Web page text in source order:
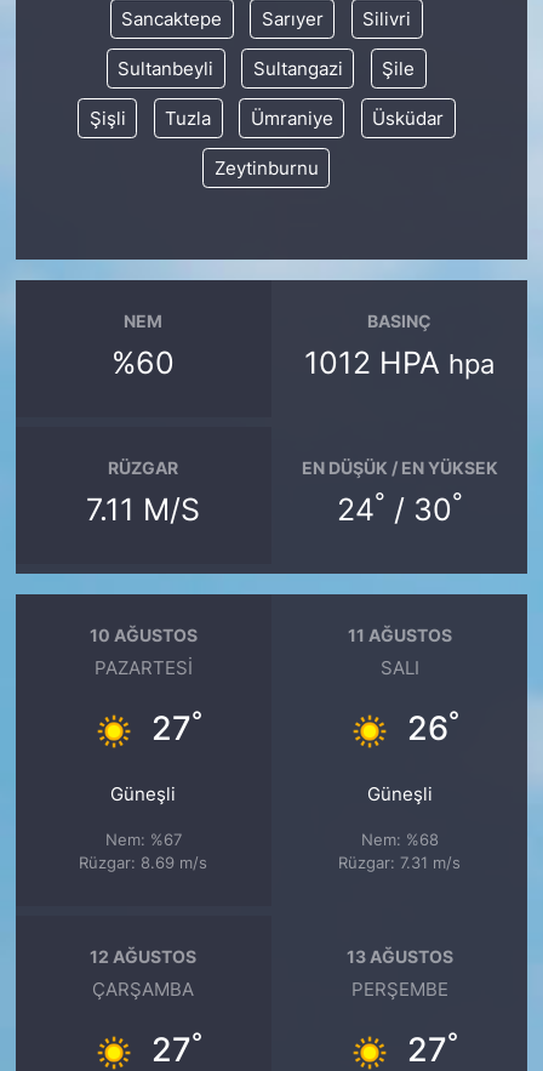
Sancaktepe Sarıyer Silivri
Sultanbeyli Sultangazi Şile
Şişli Tuzla Ümraniye Üsküdar
Zeytinburnu
NEM
%60
BASINÇ
1012 HPA hpa
RÜZGAR
7.11 M/S
EN DÜŞÜK / EN YÜKSEK
24° / 30°
10 AĞUSTOS
PAZARTESI
27°
Güneşli
Nem: %67
Rüzgar: 8.69 m/s
11 AĞUSTOS
SALI
26°
Güneşli
Nem: %68
Rüzgar: 7.31 m/s
12 AĞUSTOS
ÇARŞAMBA
27°
13 AĞUSTOS
PERŞEMBE
27°